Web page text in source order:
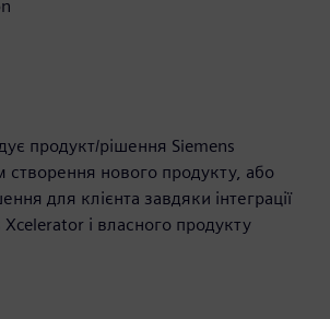
продукт/рішення Siemens
нового продукту, або
для клієнта завдяки інтеграції
і власного продукту